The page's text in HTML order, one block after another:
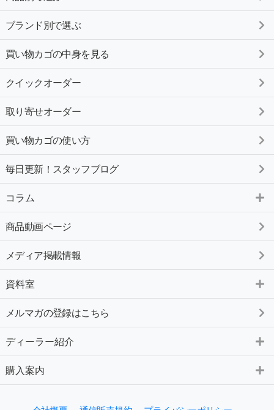
ブランド別で選ぶ
買い物カゴの中身を見る
クイックオーダー
取り寄せオーダー
買い物カゴの使い方
毎日更新！スタッフブログ
コラム
商品動画ページ
メディア掲載情報
資料室
メルマガの登録はこちら
ディーラー紹介
購入案内